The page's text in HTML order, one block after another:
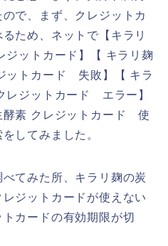
で、まず、クレジットカ
ため、ネットで【キラリ
ジットカード】【 キラリ麹
ットカード 失敗】【 キラ
レジットカード エラー】
酵素 クレジットカード 使
してみました。
てみた所、キラリ麹の炭
ジットカードが使えない
カードの有効期限が切